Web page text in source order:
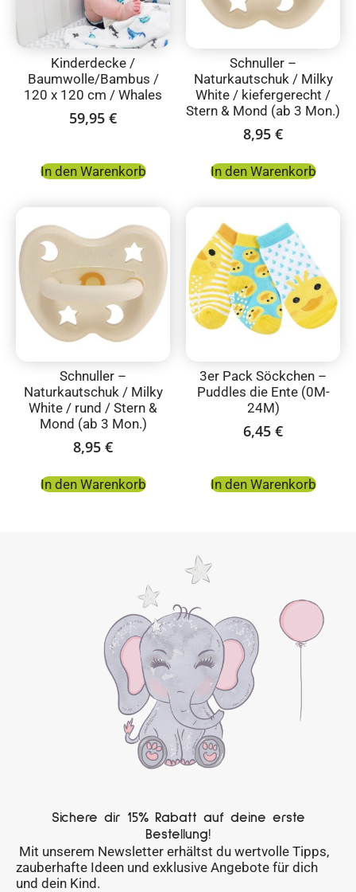
Kinderdecke /
Baumwolle/Bambus /
120 x 120 cm / Whales
59,95 €
In den Warenkorb
Schnuller –
Naturkautschuk / Milky
White / kiefergerecht /
Stern & Mond (ab 3 Mon.)
8,95 €
In den Warenkorb
Schnuller –
Naturkautschuk / Milky
White / rund / Stern &
Mond (ab 3 Mon.)
8,95 €
In den Warenkorb
3er Pack Söckchen –
Puddles die Ente (0M-
24M)
6,45 €
In den Warenkorb
Sichere dir 15% Rabatt auf deine erste
Bestellung!
Mit unserem Newsletter erhältst du wertvolle Tipps,
zauberhafte Ideen und exklusive Angebote für dich
und dein Kind.